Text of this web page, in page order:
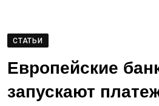
СТАТЬИ
Европейские
запускают